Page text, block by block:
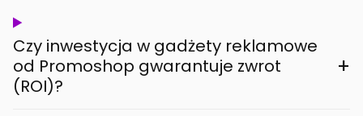
Czy inwestycja w gadżety reklamowe
od Promoshop gwarantuje zwrot
(ROI)?
+